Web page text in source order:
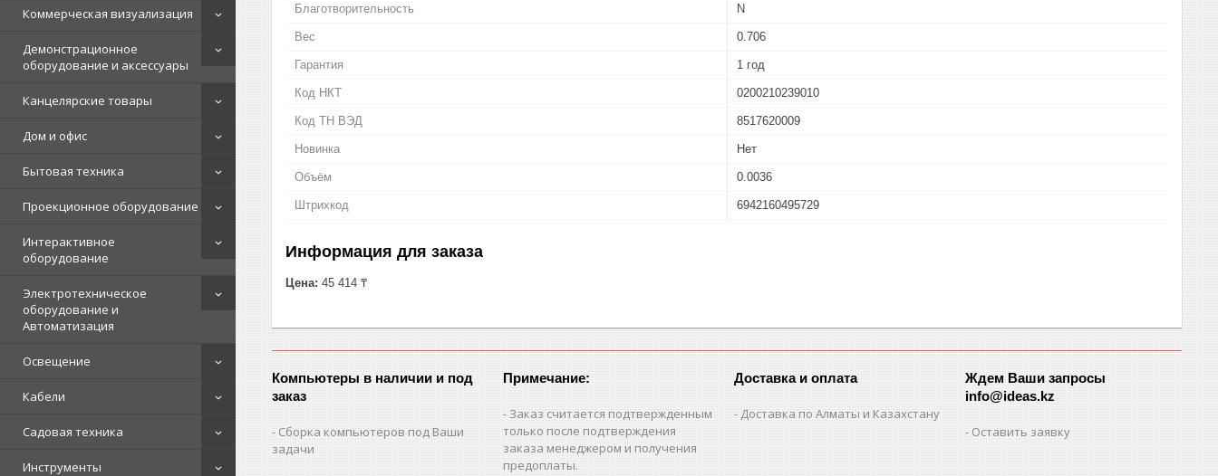
Коммерческая визуализация
Демонстрационное
оборудование и аксессуары
Канцелярские товары
Дом и офис
Бытовая техника
Проекционное оборудование
Интерактивное
оборудование
Электротехническое
оборудование и
Автоматизация
Освещение
Кабели
Садовая техника
Инструменты
Благотворительность N
Вес 0.706
Гарантия 1 год
Код НКТ 0200210239010
Код ТН ВЭД 8517620009
Новинка Нет
Объём 0.0036
Штрихкод 6942160495729
Информация для заказа
Цена: 45 414 ₸
Компьютеры в наличии и под
заказ
Сборка компьютеров под Ваши
задачи
Примечание:
Заказ считается подтвержденным
только после подтверждения
заказа менеджером и получения
предоплаты.
Доставка и оплата
Доставка по Алматы и Казахстану
Ждем Ваши запросы
info@ideas.kz
Оставить заявку